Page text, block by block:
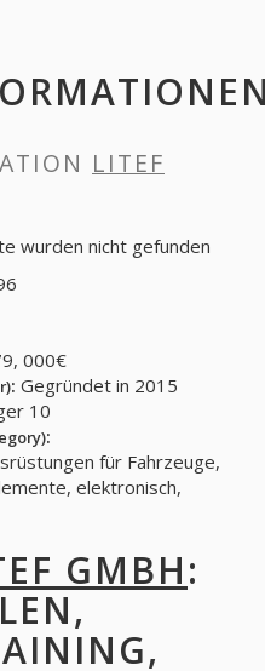
LITEF
wurden nicht gefunden
000€
: Gegründet in 2015
10
:
elektronisch,
GMBH: